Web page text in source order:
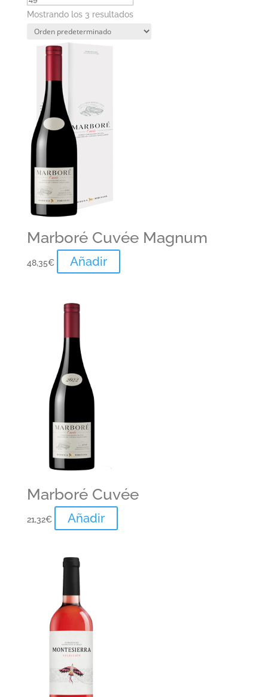
Mostrando los 3 resultados
Marboré Cuvée Magnum
48,35€ Añadir
Marboré Cuvée
21,32€ Añadir